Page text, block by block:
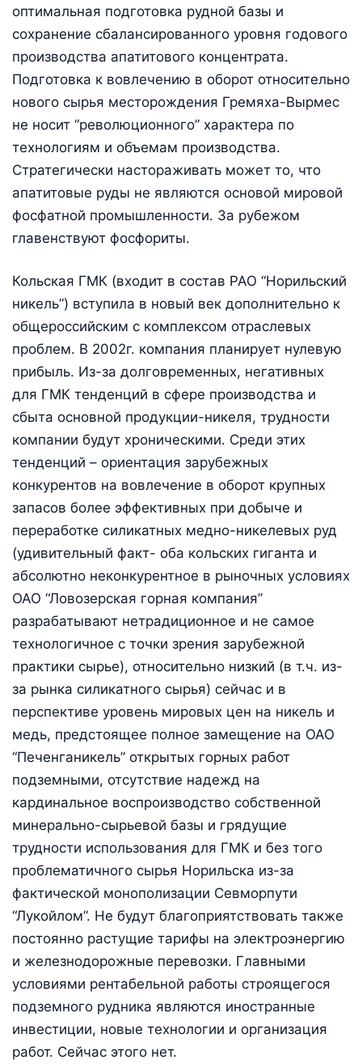
оптимальная подготовка рудной базы и
сохранение сбалансированного уровня годового
производства апатитового концентрата.
Подготовка к вовлечению в оборот относительно
нового сырья месторождения Гремяха-Вырмес
не носит “революционного” характера по
технологиям и объемам производства.
Стратегически настораживать может то, что
апатитовые руды не являются основой мировой
фосфатной промышленности. За рубежом
главенствуют фосфориты.
Кольская ГМК (входит в состав РАО “Норильский
никель”) вступила в новый век дополнительно к
общероссийским с комплексом отраслевых
проблем. В 2002г. компания планирует нулевую
прибыль. Из-за долговременных, негативных
для ГМК тенденций в сфере производства и
сбыта основной продукции-никеля, трудности
компании будут хроническими. Среди этих
тенденций – ориентация зарубежных
конкурентов на вовлечение в оборот крупных
запасов более эффективных при добыче и
переработке силикатных медно-никелевых руд
(удивительный факт- оба кольских гиганта и
абсолютно неконкурентное в рыночных условиях
ОАО “Ловозерская горная компания”
разрабатывают нетрадиционное и не самое
технологичное с точки зрения зарубежной
практики сырье), относительно низкий (в т.ч. из-
за рынка силикатного сырья) сейчас и в
перспективе уровень мировых цен на никель и
медь, предстоящее полное замещение на ОАО
“Печенганикель” открытых горных работ
подземными, отсутствие надежд на
кардинальное воспроизводство собственной
минерально-сырьевой базы и грядущие
трудности использования для ГМК и без того
проблематичного сырья Норильска из-за
фактической монополизации Севморпути
“Лукойлом”. Не будут благоприятствовать также
постоянно растущие тарифы на электроэнергию
и железнодорожные перевозки. Главными
условиями рентабельной работы строящегося
подземного рудника являются иностранные
инвестиции, новые технологии и организация
работ. Сейчас этого нет.